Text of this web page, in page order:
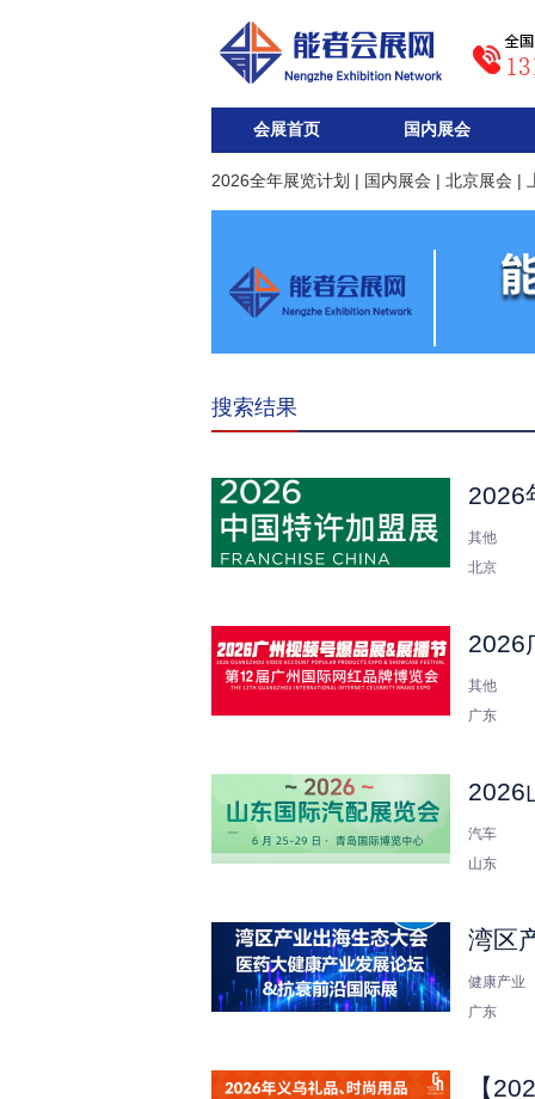
会展首页 国内展会
2026全年展览计划 | 国内展会 | 北京展会 |
搜索结果
2026
其他
北京
2026
其他
广东
2026
汽车
山东
湾区
健康产业
广东
【